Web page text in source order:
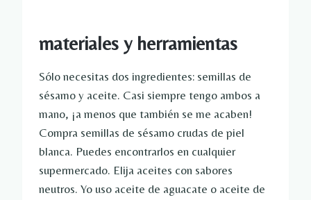
materiales y herramientas
Sólo necesitas dos ingredientes: semillas de
sésamo y aceite. Casi siempre tengo ambos a
mano, ¡a menos que también se me acaben!
Compra semillas de sésamo crudas de piel
blanca. Puedes encontrarlos en cualquier
supermercado. Elija aceites con sabores
neutros. Yo uso aceite de aguacate o aceite de